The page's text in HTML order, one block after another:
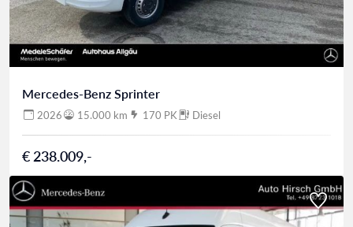
Mercedes-Benz Sprinter
2026 15.000 km 170 PK Diesel
€ 238.009,-